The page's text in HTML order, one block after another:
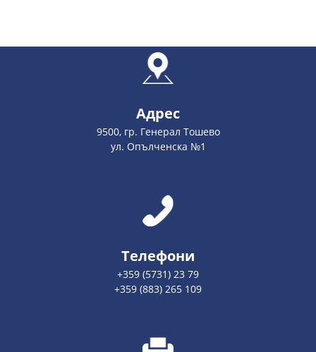
Адрес
9500, гр. Генерал Тошево
ул. Опълченска №1
Телефони
+359 (5731) 23 79
+359 (883) 265 109